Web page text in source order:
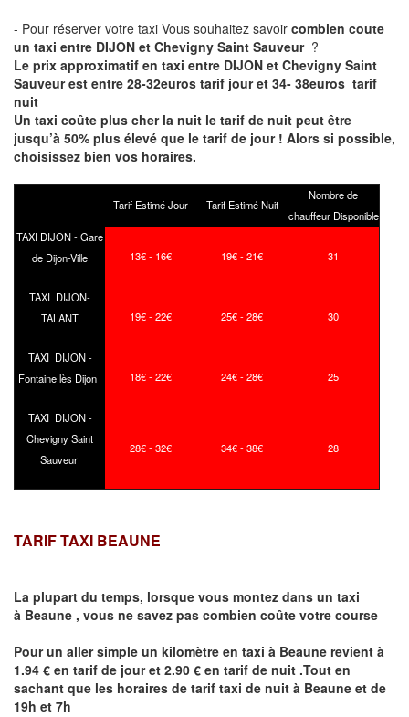
- Pour réserver votre taxi Vous souhaitez savoir combien coute
un taxi entre DIJON et Chevigny Saint Sauveur ?
Le prix approximatif en taxi entre DIJON et Chevigny Saint
Sauveur est entre 28-32euros tarif jour et 34- 38euros tarif
nuit
Un taxi coûte plus cher la nuit le tarif de nuit peut être
jusqu’à 50% plus élevé que le tarif de jour ! Alors si possible,
choisissez bien vos horaires.
Tarif Estimé Jour Tarif Estimé Nuit
Nombre de
chauffeur Disponible
TAXI DIJON - Gare
de Dijon-Ville
13€ - 16€ 19€ - 21€ 31
TAXI DIJON-
TALANT
19€ - 22€ 25€ - 28€ 30
TAXI DIJON -
Fontaine lès Dijon
18€ - 22€ 24€ - 28€ 25
TAXI DIJON -
Chevigny Saint
Sauveur
28€ - 32€ 34€ - 38€ 28
TARIF TAXI BEAUNE
La plupart du temps, lorsque vous montez dans un taxi
à Beaune , vous ne savez pas combien coûte votre course
Pour un aller simple un kilomètre en taxi à Beaune revient à
1.94 € en tarif de jour et 2.90 € en tarif de nuit .Tout en
sachant que les horaires de tarif taxi de nuit à Beaune et de
19h et 7h